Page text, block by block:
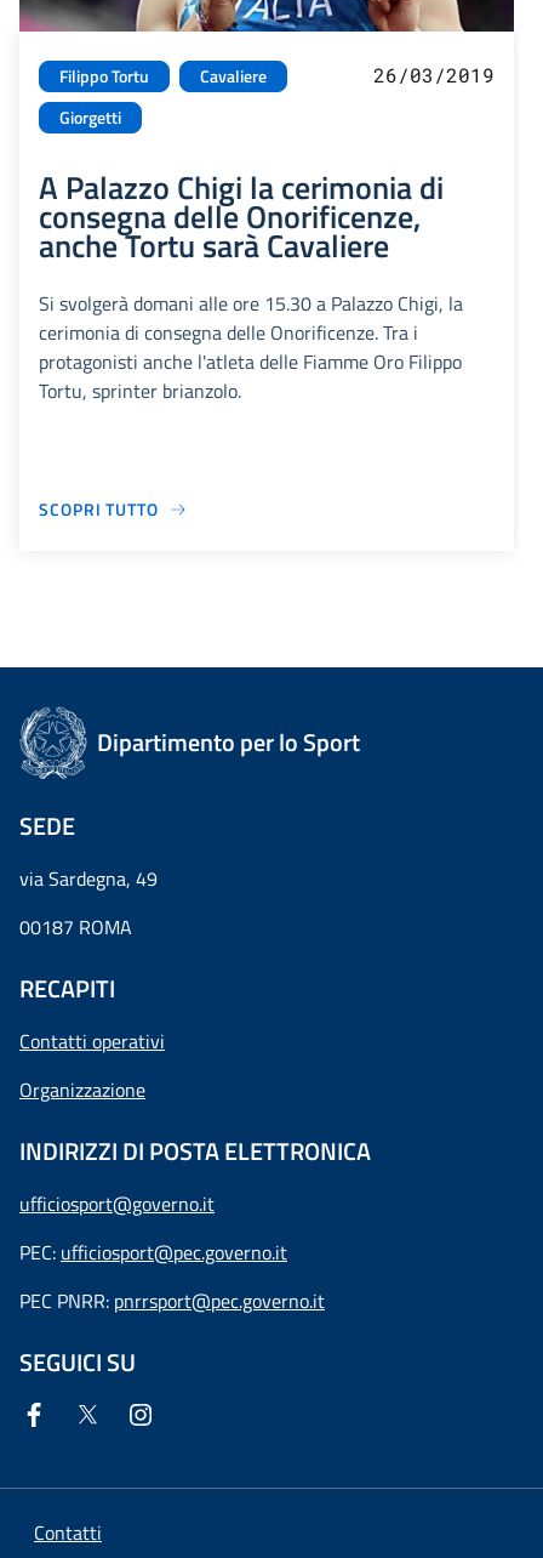
Filippo Tortu
Cavaliere
Giorgetti
26/03/2019
A Palazzo Chigi la cerimonia di
consegna delle Onorificenze,
anche Tortu sarà Cavaliere
Si svolgerà domani alle ore 15.30 a Palazzo Chigi, la
cerimonia di consegna delle Onorificenze. Tra i
protagonisti anche l'atleta delle Fiamme Oro Filippo
Tortu, sprinter brianzolo.
SCOPRI TUTTO
Dipartimento per lo Sport
SEDE
via Sardegna, 49
00187 ROMA
RECAPITI
Contatti operativi
Organizzazione
INDIRIZZI DI POSTA ELETTRONICA
ufficiosport@governo.it
PEC: ufficiosport@pec.governo.it
PEC PNRR: pnrrsport@pec.governo.it
SEGUICI SU
Contatti